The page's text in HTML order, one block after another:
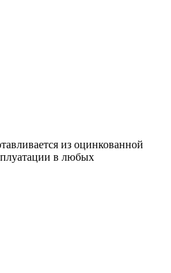
из оцинкованной
в любых